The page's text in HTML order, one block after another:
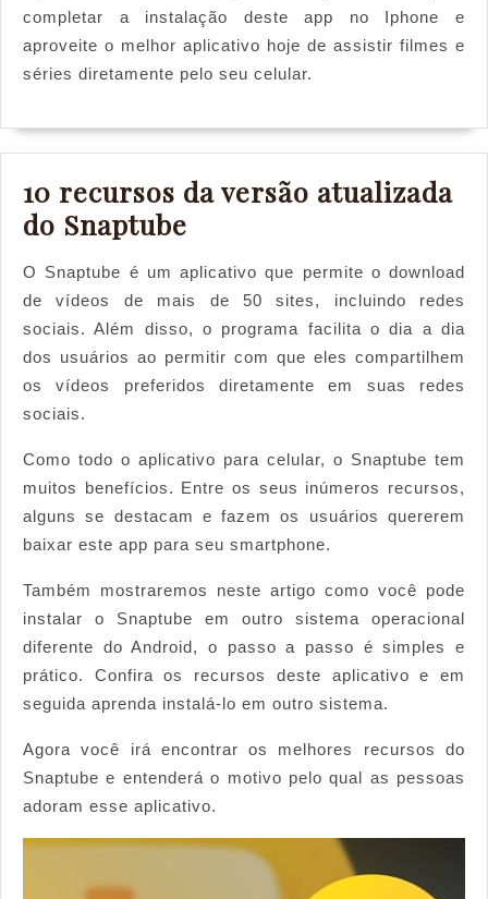
completar a instalação deste app no Iphone e
aproveite o melhor aplicativo hoje de assistir filmes e
séries diretamente pelo seu celular.
10 recursos da versão atualizada
do Snaptube
da
versão
atualizada
do
O Snaptube é um aplicativo que permite o download
de vídeos de mais de 50 sites, incluindo redes
sociais. Além disso, o programa facilita o dia a dia
dos usuários ao permitir com que eles compartilhem
os vídeos preferidos diretamente em suas redes
sociais.
Como todo o aplicativo para celular, o Snaptube tem
muitos benefícios. Entre os seus inúmeros recursos,
alguns se destacam e fazem os usuários quererem
baixar este app para seu smartphone.
Também mostraremos neste artigo como você pode
instalar o Snaptube em outro sistema operacional
diferente do Android, o passo a passo é simples e
prático. Confira os recursos deste aplicativo e em
seguida aprenda instalá-lo em outro sistema.
Agora você irá encontrar os melhores recursos do
Snaptube e entenderá o motivo pelo qual as pessoas
adoram esse aplicativo.